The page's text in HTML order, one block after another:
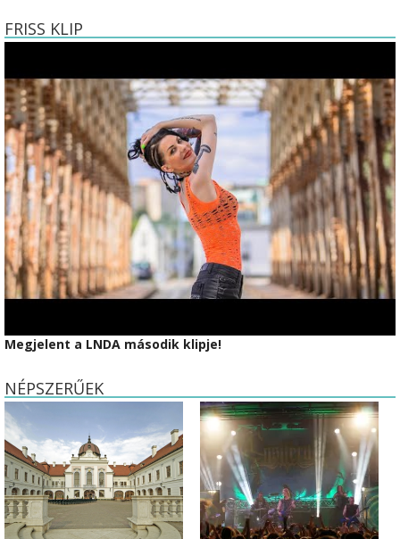
FRISS KLIP
Megjelent a LNDA második klipje!
NÉPSZERŰEK